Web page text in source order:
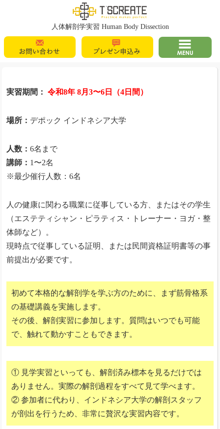
T's Create
人体解剖学実習 Human Body Dissection
お問い合わせ
プレゼン申込
MENU
実習期間： 令和8年 8月3〜6日（4日間）
場所： デポック インドネシア大学
人数：6名まで
講師： 1〜2名
※最少催行人数：6名
人の健康に関わる職業に従事している方、またはその学生
（エステティシャン・ピラティス・トレーナー・ヨガ・整
体師など）。
現時点で従事している証明、または民間資格証明書等の事
前提出が必要です。
初めて本格的な解剖学を学ぶ方のために、まず筋骨格系
の基礎講義を実施します。
その後、解剖実習に参加します。質問はいつでも可能
で、触れて動かすこともできます。
① 見学実習といっても、解剖済み標本を見るだけでは
ありません。実際の解剖過程をすべて見て学べます。
② 参加者に代わり、インドネシア大学の解剖スタッフ
が剖出を行うため、非常に贅沢な実習内容です。